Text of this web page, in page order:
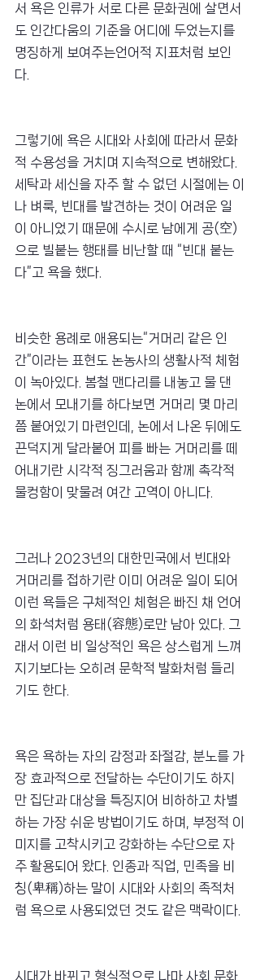
서 욕은 인류가 서로 다른 문화권에 살면서
도 인간다움의 기준을 어디에 두었는지를
명징하게 보여주는언어적 지표처럼 보인
다.
그렇기에 욕은 시대와 사회에 따라서 문화
적 수용성을 거치며 지속적으로 변해왔다.
세탁과 세신을 자주 할 수 없던 시절에는 이
나 벼룩, 빈대를 발견하는 것이 어려운 일
이 아니었기 때문에 수시로 남에게 공(空)
으로 빌붙는 행태를 비난할 때 “빈대 붙는
다”고 욕을 했다.
비슷한 용례로 애용되는“거머리 같은 인
간”이라는 표현도 논농사의 생활사적 체험
이 녹아있다. 봄철 맨다리를 내놓고 물 댄
논에서 모내기를 하다보면 거머리 몇 마리
쯤 붙어있기 마련인데, 논에서 나온 뒤에도
끈덕지게 달라붙어 피를 빠는 거머리를 떼
어내기란 시각적 징그러움과 함께 촉각적
물컹함이 맞물려 여간 고역이 아니다.
그러나 2023년의 대한민국에서 빈대와
거머리를 접하기란 이미 어려운 일이 되어
이런 욕들은 구체적인 체험은 빠진 채 언어
의 화석처럼 용태(容態)로만 남아 있다. 그
래서 이런 비 일상적인 욕은 상스럽게 느껴
지기보다는 오히려 문학적 발화처럼 들리
기도 한다.
욕은 욕하는 자의 감정과 좌절감, 분노를 가
장 효과적으로 전달하는 수단이기도 하지
만 집단과 대상을 특징지어 비하하고 차별
하는 가장 쉬운 방법이기도 하며, 부정적 이
미지를 고착시키고 강화하는 수단으로 자
주 활용되어 왔다. 인종과 직업, 민족을 비
칭(卑稱)하는 말이 시대와 사회의 족적처
럼 욕으로 사용되었던 것도 같은 맥락이다.
시대가 바뀌고 형식적으로 나마 사회 문화